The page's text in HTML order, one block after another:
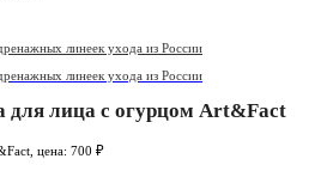
линеек ухода из России
линеек ухода из России
лица с огурцом Art&Fact
цена: 700 ₽